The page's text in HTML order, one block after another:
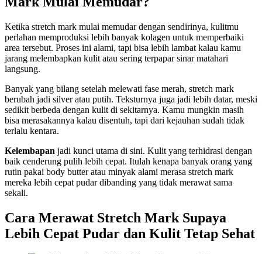
Ketika stretch mark mulai memudar dengan sendirinya, kulitmu
perlahan memproduksi lebih banyak kolagen untuk memperbaiki
area tersebut. Proses ini alami, tapi bisa lebih lambat kalau kamu
jarang melembapkan kulit atau sering terpapar sinar matahari
langsung.
Banyak yang bilang setelah melewati fase merah, stretch mark
berubah jadi silver atau putih. Teksturnya juga jadi lebih datar, meski
sedikit berbeda dengan kulit di sekitarnya. Kamu mungkin masih
bisa merasakannya kalau disentuh, tapi dari kejauhan sudah tidak
terlalu kentara.
Kelembapan jadi kunci utama di sini. Kulit yang terhidrasi dengan
baik cenderung pulih lebih cepat. Itulah kenapa banyak orang yang
rutin pakai body butter atau minyak alami merasa stretch mark
mereka lebih cepat pudar dibanding yang tidak merawat sama
sekali.
Cara Merawat Stretch Mark Supaya
Lebih Cepat Pudar dan Kulit Tetap Sehat